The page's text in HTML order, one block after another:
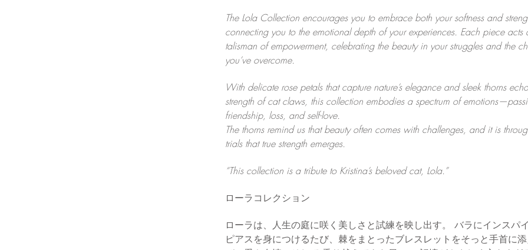
The Lola Collection encourages you to embrace both your softness and
connecting you to the emotional depth of your experiences. Each piece acts
talisman of empowerment, celebrating the beauty in your struggles and the
you’ve overcome.
With delicate rose petals that capture nature’s elegance and sleek thorns
strength of cat claws, this collection embodies a spectrum of
friendship, loss, and self-love.
The thorns remind us that beauty often comes with challenges, and it is
trials that true strength emerges.
“This collection is a tribute to Kristina’s beloved cat, Lola.”
ローラコレクション
ローラは、人生の庭に咲く美しさと試練を映し出す。 バラにインスパ
ピアスを身につけるたび、棘をまとったブレスレットをそっと手首に